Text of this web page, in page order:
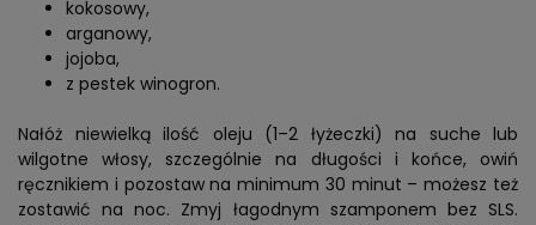
kokosowy,
arganowy,
jojoba,
z pestek winogron.
Nałóż niewielką ilość oleju (1–2 łyżeczki) na suche lub
wilgotne włosy, szczególnie na długości i końce, owiń
ręcznikiem i pozostaw na minimum 30 minut – możesz też
zostawić na noc. Zmyj łagodnym szamponem bez SLS.